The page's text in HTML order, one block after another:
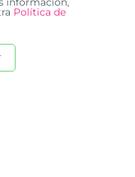
Política de